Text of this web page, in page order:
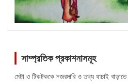
সাম্প্রতিক প্রকাশনাসমূহ
মেটা ও টিকটককে নজরদারি ও তথ্য যাচাই